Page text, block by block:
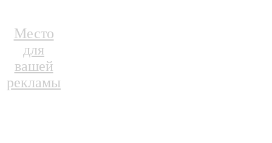
Место
для
вашей
рекламы